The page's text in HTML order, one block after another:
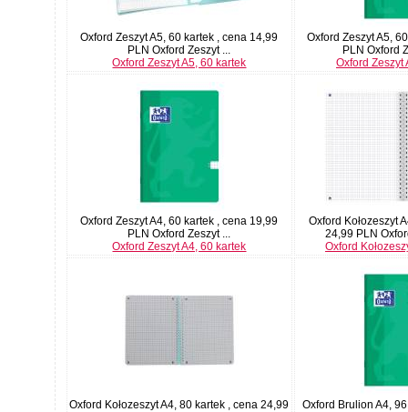
Oxford Zeszyt A5, 60 kartek , cena 14,99
PLN Oxford Zeszyt ...
Oxford Zeszyt A5, 60 kartek
Oxford Zeszyt A5,
PLN Oxford
Oxford Zeszyt
Oxford Zeszyt A4, 60 kartek , cena 19,99
PLN Oxford Zeszyt ...
Oxford Zeszyt A4, 60 kartek
Oxford Kołozeszyt
24,99 PLN
Oxford
Oxford Kołozeszyt A4, 80 kartek , cena 24,99
Oxford Brulion A4,